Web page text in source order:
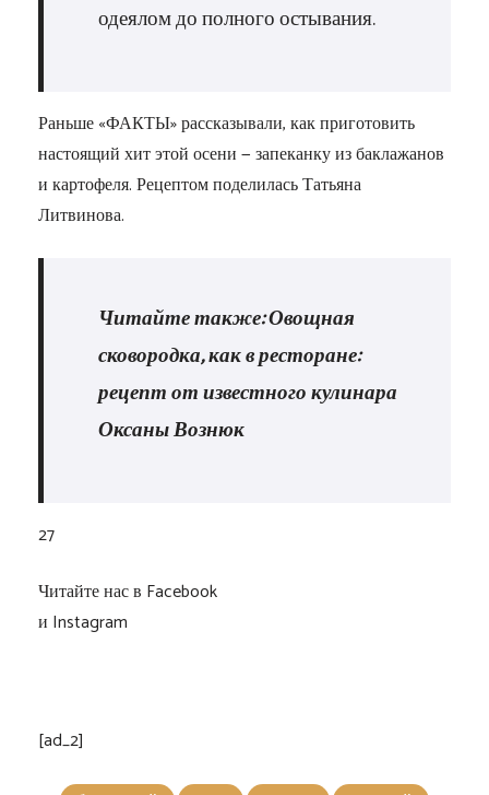
одеялом до полного остывания.
Раньше «ФАКТЫ» рассказывали, как приготовить
настоящий хит этой осени — запеканку из баклажанов
и картофеля. Рецептом поделилась Татьяна
Литвинова.
Читайте также: Овощная
сковородка, как в ресторане:
рецепт от известного кулинара
Оксаны Вознюк
27
Читайте нас в Facebook
и Instagram
[ad_2]